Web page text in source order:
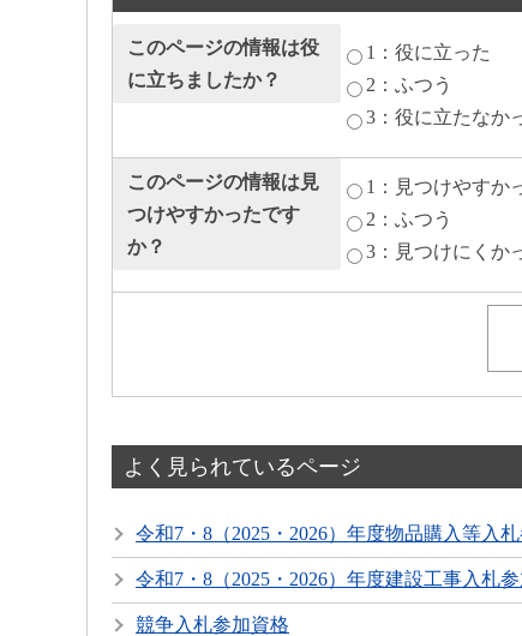
このページの情報は役
に立ちましたか？
1：役に立った
2：ふつう
3：役に立たなか
このページの情報は見
つけやすかったです
か？
1：見つけやすか
2：ふつう
3：見つけにくか
よく見られているページ
令和7・8（2025・2026）年度物品購入等入
令和7・8（2025・2026）年度建設工事入札
競争入札参加資格